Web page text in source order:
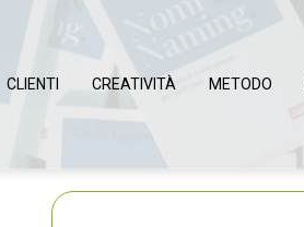
CLIENTI CREATIVITÀ METODO